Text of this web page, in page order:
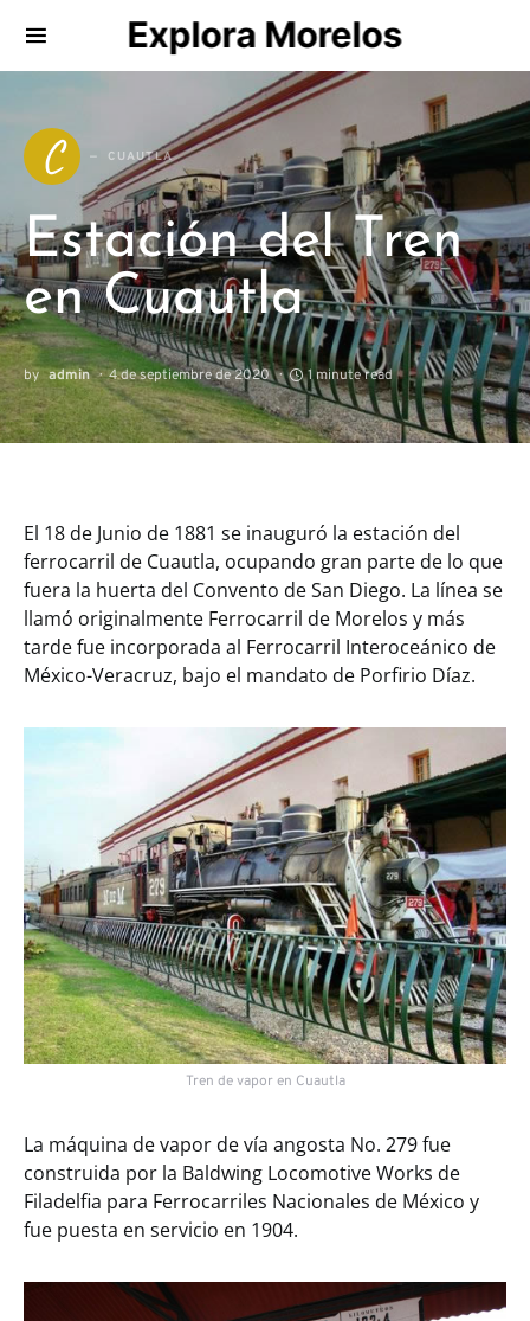
Explora Morelos
Search for:
C CUAUTLA
Estación del Tren
en Cuautla
by admin 4 de septiembre de 2020 1 minute read
El 18 de Junio de 1881 se inauguró la estación del
ferrocarril de Cuautla, ocupando gran parte de lo que
fuera la huerta del Convento de San Diego. La línea se
llamó originalmente Ferrocarril de Morelos y más
tarde fue incorporada al Ferrocarril Interoceánico de
México-Veracruz, bajo el mandato de Porfirio Díaz.
Tren de vapor en Cuautla
La máquina de vapor de vía angosta No. 279 fue
construida por la Baldwing Locomotive Works de
Filadelfia para Ferrocarriles Nacionales de México y
fue puesta en servicio en 1904.